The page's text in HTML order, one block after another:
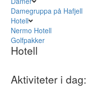
Damegruppa på Hafjell
Hotell
Nermo Hotell
Golfpakker
Hotell
Aktiviteter i dag: